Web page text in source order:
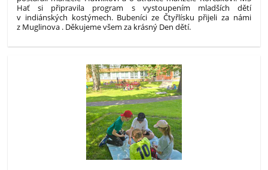
Hať si připravila program s vystoupením mladších dětí
v indiánských kostýmech. Bubeníci ze Čtyřlísku přijeli za námi
z Muglinova . Děkujeme všem za krásný Den dětí.